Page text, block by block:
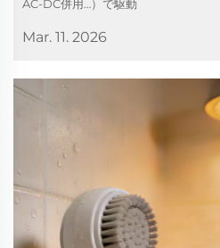
AC-DC併用…）で駆動
Mar. 11. 2026